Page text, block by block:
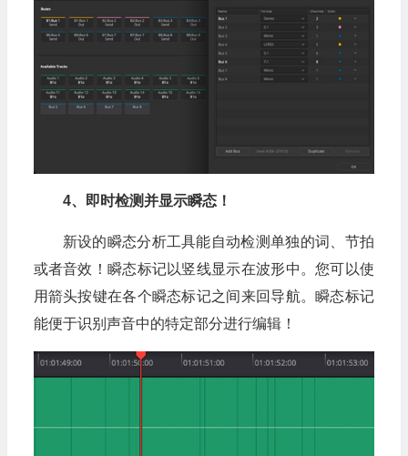
4、即时检测并显示瞬态！
新设的瞬态分析工具能自动检测单独的词、节拍
或者音效！瞬态标记以竖线显示在波形中。您可以使
用箭头按键在各个瞬态标记之间来回导航。瞬态标记
能便于识别声音中的特定部分进行编辑！